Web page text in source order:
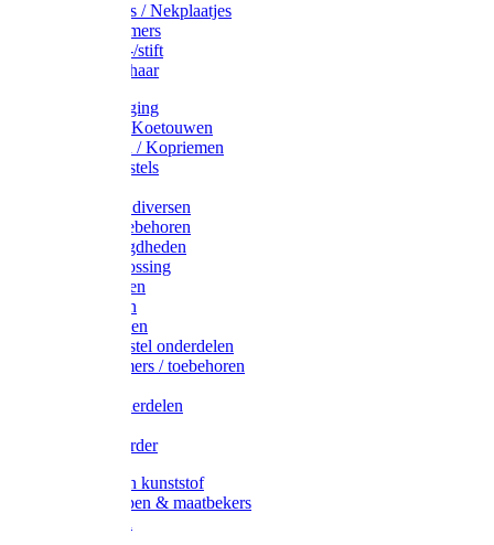
Halsplaatjes / Nekplaatjes
Kokernummers
Merkspray-/stift
Veemerkschaar
Uierverzorging
Halsters & Koetouwen
Halsriemen / Kopriemen
Koerugborstels
Koe / Stier diversen
Melkers toebehoren
Stalbenodigdheden
Kalververlossing
Stierenringen
Onthoornen
Kalverflessen
Koerugborstel onderdelen
Kalveremmers / toebehoren
Koelift onderdelen
Uieronthaarder
Voerbakken kunststof
Voerscheppen & maatbekers